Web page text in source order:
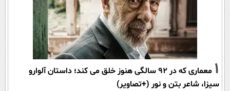
1
معماری که در 92 سالگی هنوز خلق می کند؛ داستان آلوارو
سیزا، شاعر بتن و نور (+تصاویر)